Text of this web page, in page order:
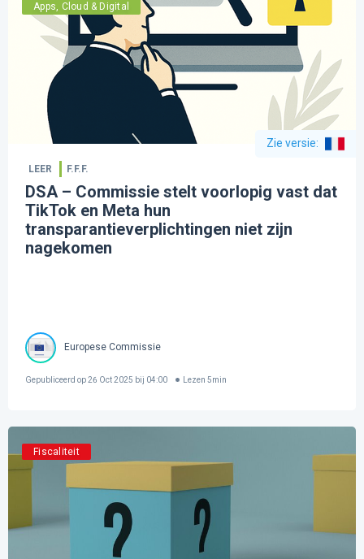
Apps, Cloud & Digital
Zie versie:
LEER F.F.F.
DSA – Commissie stelt voorlopig vast dat
TikTok en Meta hun
transparantieverplichtingen niet zijn
nagekomen
Europese Commissie
Gepubliceerd op26 Oct 2025 bij 04:00 Lezen 5min
Fiscaliteit